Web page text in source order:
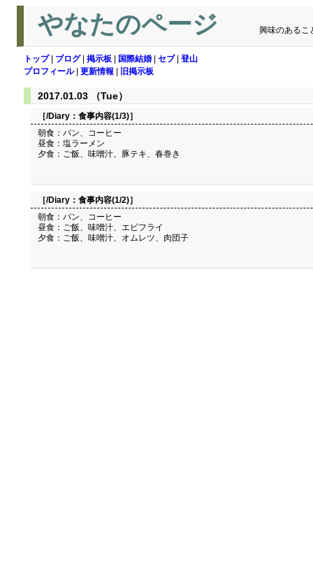
やなたのページ 興味のあるこ
トップ| ブログ| 掲示板 国際結婚 セブ| 登山
プロフィール| 更新情報 旧掲示板
2017.01.03 （Tue）
［/Diary： 食事内容(1/3)］
朝食：パン、コーヒー
昼食：塩ラーメン
夕食：ご飯、味噌汁、豚テキ、春巻き
［/Diary： 食事内容(1/2)］
朝食：パン、コーヒー
昼食：ご飯、味噌汁、エビフライ
夕食：ご飯、味噌汁、オムレツ、肉団子